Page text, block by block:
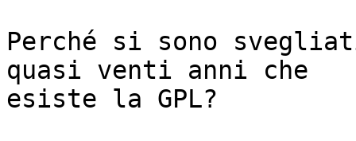
Perché si sono
quasi venti anni che
esiste la GPL?